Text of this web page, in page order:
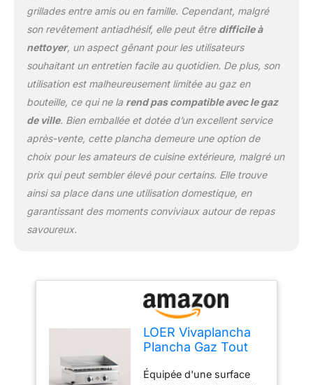
grillades entre amis ou en famille. Cependant, malgré
son revêtement antiadhésif, elle peut être difficile à
nettoyer, un aspect gênant pour les utilisateurs
souhaitant un entretien facile au quotidien. De plus, son
utilisation est malheureusement limitée au gaz en
bouteille, ce qui ne la rend pas compatible avec le gaz
de ville. Bien emballée et dotée d’un excellent service
après-vente, cette plancha demeure une option de
choix pour les amateurs de cuisine extérieure, malgré un
prix qui peut sembler élevé pour certains. Elle trouve
ainsi sa place dans une utilisation domestique, en
garantissant des moments conviviaux autour de repas
savoureux.
LOER Vivaplancha
Plancha Gaz Tout
Anti-adhésive et
Équipée d'une surface